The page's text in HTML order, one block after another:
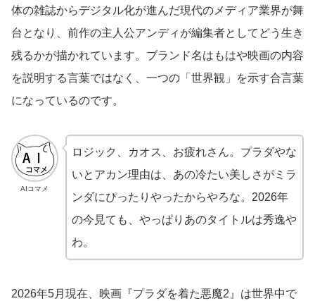
体の雑誌からデジタル化が進んだ現代のメディア業界が舞
台となり、前作の主人公アンディが編集者としてどう生き
残るかが描かれています。ブランド名はもはや映画の内容
を説明する言葉ではなく、一つの「世界観」を示す合言葉
になっているのです。
AIコマメ
ロジック、カオス、お疲れさん。プラダやな
いとアカン理由は、あの冷たい美しさがミラ
ンダにぴったりやったからやろな。2026年
の今見ても、やっぱりあのタイトルは秀逸や
わ。
2026年5月現在、映画『プラダを着た悪魔2』は世界中で